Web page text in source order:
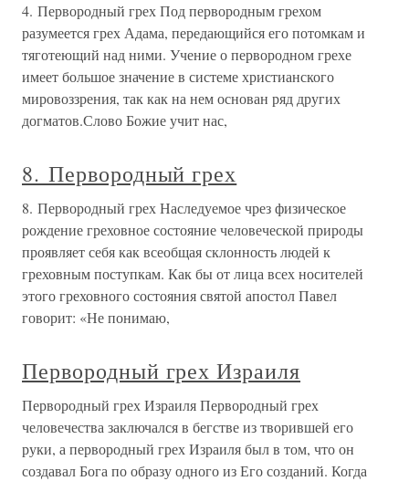
4. Первородный грех Под первородным грехом
разумеется грех Адама, передающийся его потомкам и
тяготеющий над ними. Учение о первородном грехе
имеет большое значение в системе христианского
мировоззрения, так как на нем основан ряд других
догматов.Слово Божие учит нас,
8. Первородный грех
8. Первородный грех Наследуемое чрез физическое
рождение греховное состояние человеческой природы
проявляет себя как всеобщая склонность людей к
греховным поступкам. Как бы от лица всех носителей
этого греховного состояния святой апостол Павел
говорит: «Не понимаю,
Первородный грех Израиля
Первородный грех Израиля Первородный грех
человечества заключался в бегстве из творившей его
руки, а первородный грех Израиля был в том, что он
создавал Бога по образу одного из Его созданий. Когда